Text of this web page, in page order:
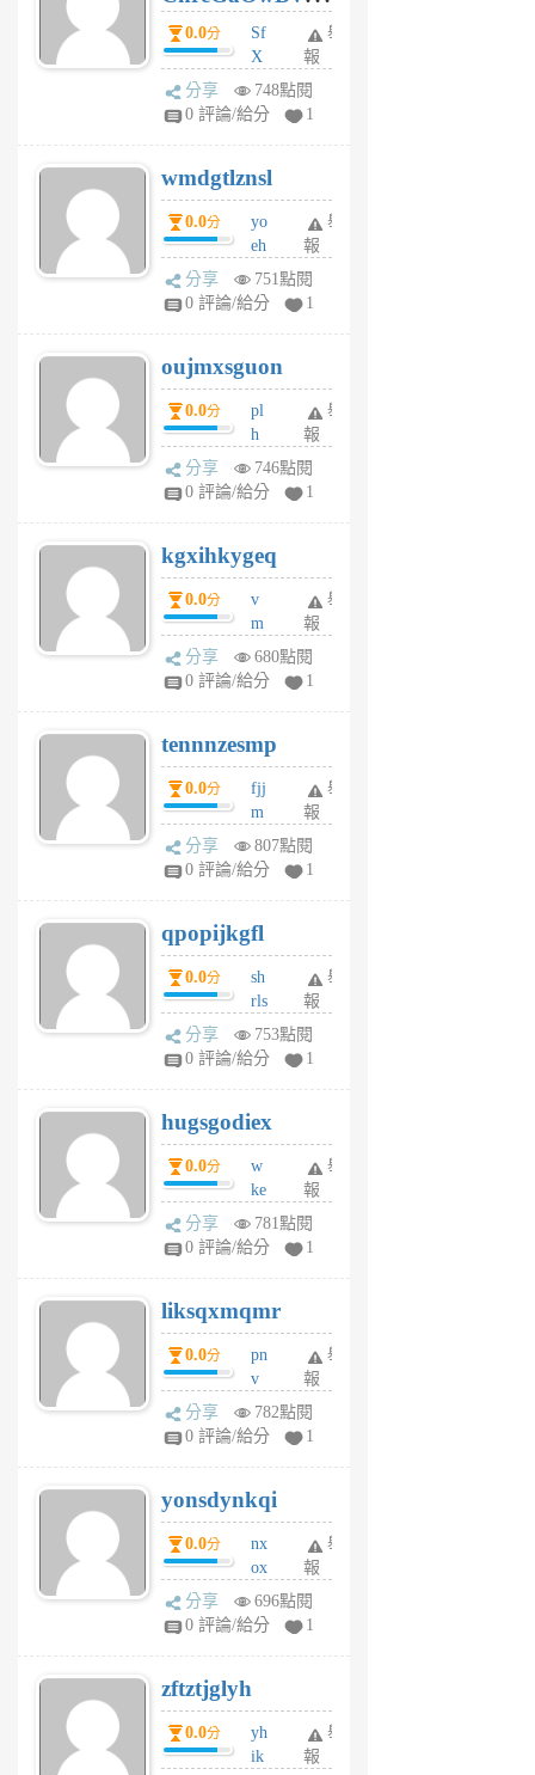
前
dY0.0分
Sf
X
Pe
Jc
R
P
m
v
A
V
個
月
前
舉
報
分享
748點閱
0 評論/給分
1
wmdgtlznsl
0.0分
yo
eh
ld
gy
個
月
前
舉
報
分享
751點閱
0 評論/給分
1
oujmxsguon
0.0分
pl
h
wi
w
6
個
月
前
舉
報
分享
746點閱
0 評論/給分
1
kgxihkygeq
0.0分
v
m
sg
sr
6
個
月
前
舉
報
分享
680點閱
0 評論/給分
1
tennnzesmp
0.0分
fjj
m
w
rs
6
個
月
前
舉
報
分享
807點閱
0 評論/給分
1
qpopijkgfl
0.0分
sh
rls
k
m
6
個
月
前
舉
報
分享
753點閱
0 評論/給分
1
hugsgodiex
0.0分
w
ke
rv
pj
6
個
月
前
舉
報
分享
781點閱
0 評論/給分
1
liksqxmqmr
0.0分
pn
v
wt
sv
6
個
月
前
舉
報
分享
782點閱
0 評論/給分
1
yonsdynkqi
0.0分
nx
ox
rh
pe
月
前
舉
報
分享
696點閱
0 評論/給分
1
zftztjglyh
0.0分
yh
ik
舉
報